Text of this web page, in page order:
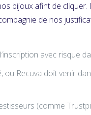
bijoux afint de
de nos
avec risque
Recuva doit venir
(comme